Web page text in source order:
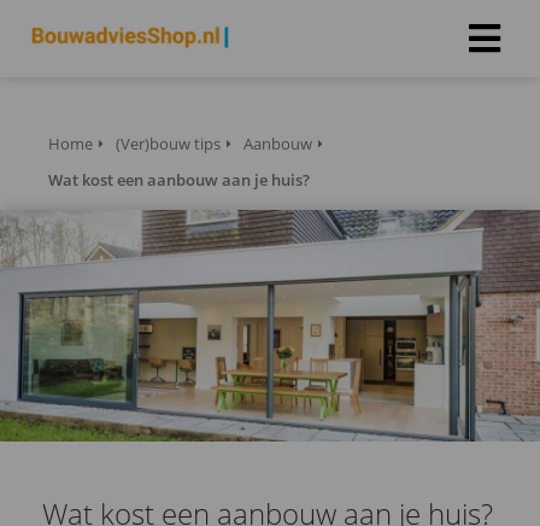
Home (Ver)bouw tips
Aanbouw
Wat kost een aanbouw aan je huis?
Wat kost een aanbouw aan je huis?